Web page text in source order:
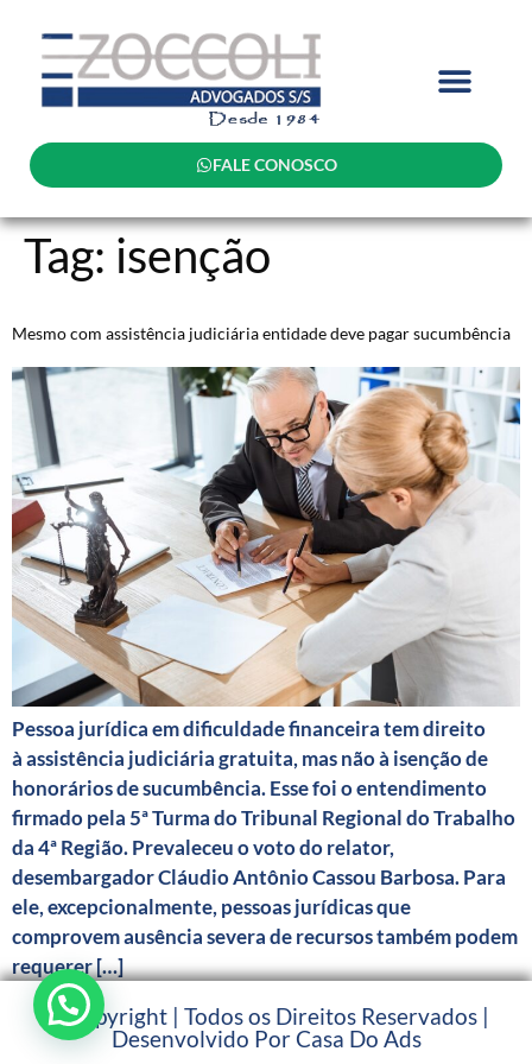
FALE CONOSCO
Tag: isenção
Mesmo com assistência judiciária entidade deve pagar sucumbência
Pessoa jurídica em dificuldade financeira tem direito
à assistência judiciária gratuita, mas não à isenção de
honorários de sucumbência. Esse foi o entendimento
firmado pela 5ª Turma do Tribunal Regional do Trabalho
da 4ª Região. Prevaleceu o voto do relator,
desembargador Cláudio Antônio Cassou Barbosa. Para
ele, excepcionalmente, pessoas jurídicas que
comprovem ausência severa de recursos também podem
requerer […]
© Copyright | Todos os Direitos Reservados |
Desenvolvido Por Casa Do Ads